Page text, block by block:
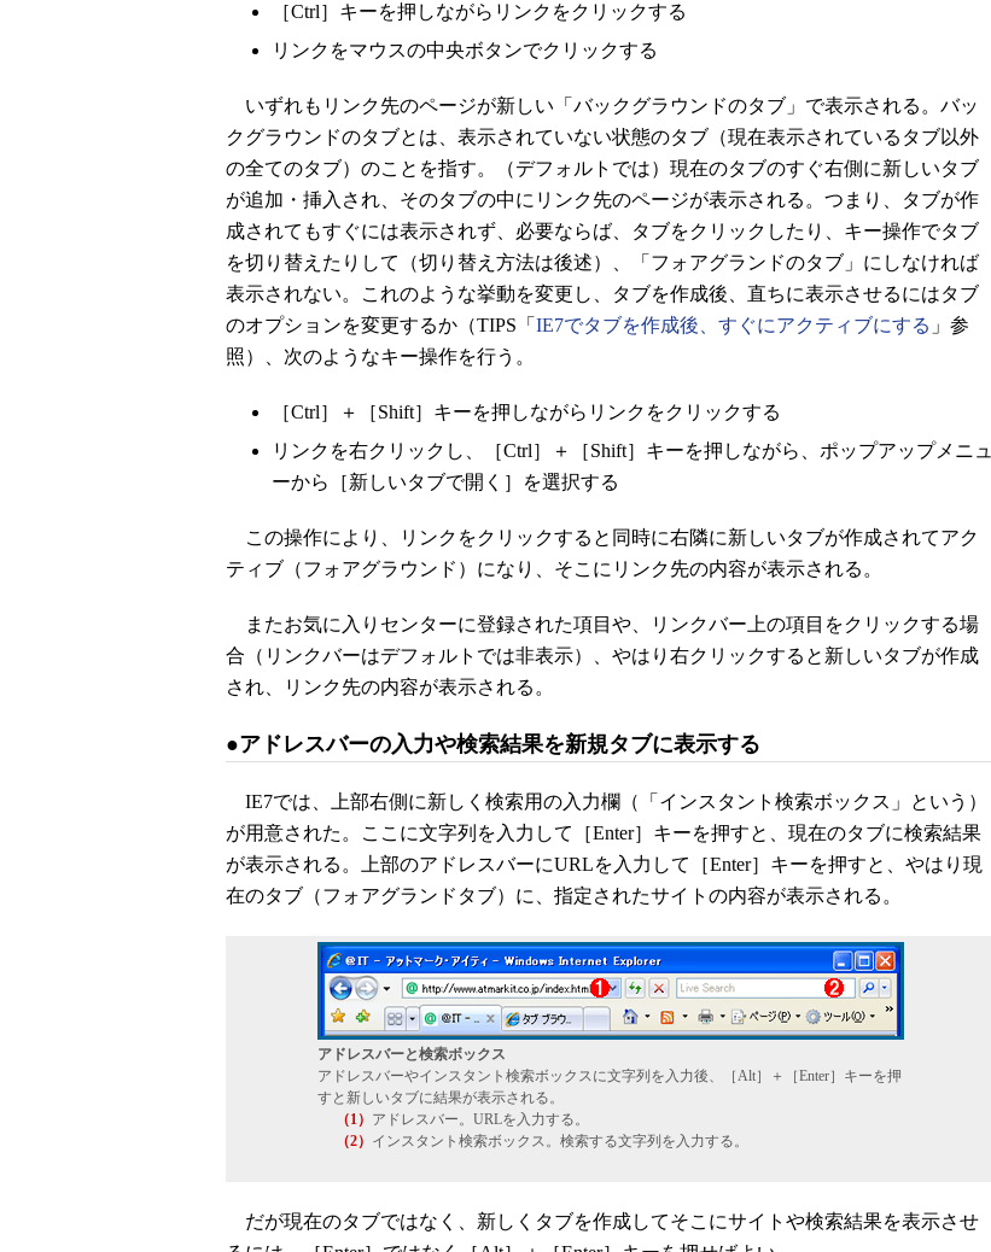
［Ctrl］キーを押しながらリンクをクリックする
リンクをマウスの中央ボタンでクリックする
いずれもリンク先のページが新しい「バックグラウンドのタブ」で表示される。バッ
クグラウンドのタブとは、表示されていない状態のタブ（現在表示されているタブ以外
の全てのタブ）のことを指す。（デフォルトでは）現在のタブのすぐ右側に新しいタブ
が追加・挿入され、そのタブの中にリンク先のページが表示される。つまり、タブが作
成されてもすぐには表示されず、必要ならば、タブをクリックしたり、キー操作でタブ
を切り替えたりして（切り替え方法は後述）、「フォアグランドのタブ」にしなければ
表示されない。これのような挙動を変更し、タブを作成後、直ちに表示させるにはタブ
のオプションを変更するか（TIPS「 IE7でタブを作成後、すぐにアクティブにする 」参
照）、次のようなキー操作を行う。
［Ctrl］＋［Shift］キーを押しながらリンクをクリックする
リンクを右クリックし、［Ctrl］＋［Shift］キーを押しながら、ポップアップメニュ
ーから［新しいタブで開く］を選択する
この操作により、リンクをクリックすると同時に右隣に新しいタブが作成されてアク
ティブ（フォアグラウンド）になり、そこにリンク先の内容が表示される。
またお気に入りセンターに登録された項目や、リンクバー上の項目をクリックする場
合（リンクバーはデフォルトでは非表示）、やはり右クリックすると新しいタブが作成
され、リンク先の内容が表示される。
●アドレスバーの入力や検索結果を新規タブに表示する
IE7では、上部右側に新しく検索用の入力欄（「インスタント検索ボックス」という）
が用意された。ここに文字列を入力して［Enter］キーを押すと、現在のタブに検索結果
が表示される。上部のアドレスバーにURLを入力して［Enter］キーを押すと、やはり現
在のタブ（フォアグランドタブ）に、指定されたサイトの内容が表示される。
アドレスバーと検索ボックス
アドレスバーやインスタント検索ボックスに文字列を入力後、［Alt］＋［Enter］キーを押
すと新しいタブに結果が表示される。
（1） アドレスバー。URLを入力する。
（2） インスタント検索ボックス。検索する文字列を入力する。
だが現在のタブではなく、新しくタブを作成してそこにサイトや検索結果を表示させ